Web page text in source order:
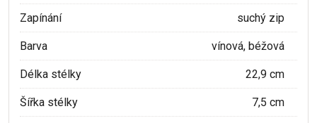
Zapínání suchý zip
Barva vínová, béžová
Délka stélky 22,9 cm
Šířka stélky 7,5 cm